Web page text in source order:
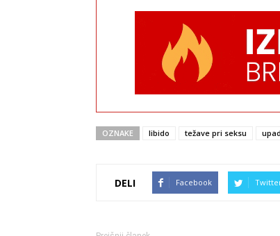
OZNAKE libido težave pri seksu
DELI Facebook